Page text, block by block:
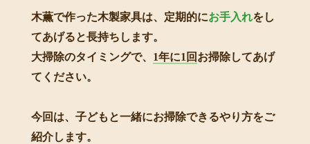
木薫で作った木製家具は、定期的にお手入れをし
てあげると長持ちします。
大掃除のタイミングで、 1年に1回 お掃除してあげ
てください。
今回は、子どもと一緒にお掃除できるやり方をご
紹介します。